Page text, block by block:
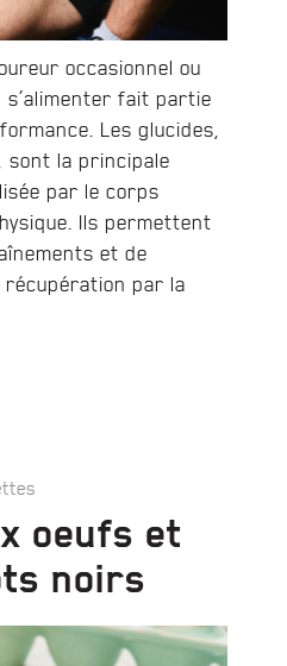
occasionnel ou
fait partie
Les glucides,
sont la principale
par le corps
Ils permettent
et de
par la
oeufs et
noirs